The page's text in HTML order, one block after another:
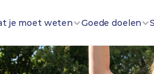
je moet weten Goede doelen